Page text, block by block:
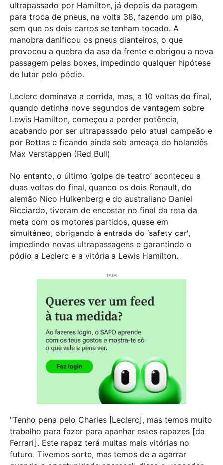
ultrapassado por Hamilton, já depois da paragem
para troca de pneus, na volta 38, fazendo um pião,
sem que os dois carros se tenham tocado. A
manobra danificou os pneus dianteiros, o que
provocou a quebra da asa da frente e obrigou a nova
passagem pelas boxes, impedindo qualquer hipótese
de lutar pelo pódio.
Leclerc dominava a corrida, mas, a 10 voltas do final,
quando detinha nove segundos de vantagem sobre
Lewis Hamilton, começou a perder potência,
acabando por ser ultrapassado pelo atual campeão e
por Bottas e ficando ainda sob ameaça do holandês
Max Verstappen (Red Bull).
No entanto, o último ‘golpe de teatro’ aconteceu a
duas voltas do final, quando os dois Renault, do
alemão Nico Hulkenberg e do australiano Daniel
Ricciardo, tiveram de encostar no final da reta da
meta com os motores partidos, quase em
simultâneo, obrigando à entrada do ‘safety car',
impedindo novas ultrapassagens e garantindo o
pódio a Leclerc e a vitória a Lewis Hamilton.
"Tenho pena pelo Charles [Leclerc], mas temos muito
trabalho para fazer para apanhar estes rapazes [da
Ferrari]. Este rapaz terá muitas mais vitórias no
futuro. Tivemos sorte, mas temos de a agarrar